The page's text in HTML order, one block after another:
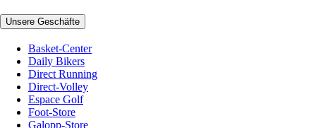
Unsere Geschäfte
Basket-Center
Daily Bikers
Direct Running
Direct-Volley
Espace Golf
Foot-Store
Galopp-Store